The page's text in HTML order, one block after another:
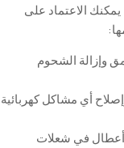
الاعتماد على
:
وإزالة الشحوم
أي مشاكلكهربائية
أعطال في شعلات